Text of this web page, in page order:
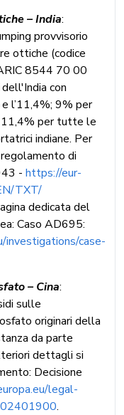
– India:
provvisorio
ottiche (codice
8544 70 00
con
l’11,4%; 9% per
11,4% per tutte le
indiane. Per
di
- https://eur-
TXT/
dedicata del
Caso AD695:
investigations/case-
– Cina:
sulle
originari della
da parte
dettagli si
Decisione
legal-
.